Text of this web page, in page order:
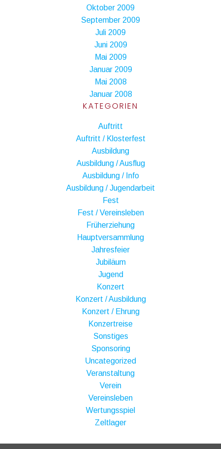
Oktober 2009
September 2009
Juli 2009
Juni 2009
Mai 2009
Januar 2009
Mai 2008
Januar 2008
KATEGORIEN
Auftritt
Auftritt / Klosterfest
Ausbildung
Ausbildung / Ausflug
Ausbildung / Info
Ausbildung / Jugendarbeit
Fest
Fest / Vereinsleben
Früherziehung
Hauptversammlung
Jahresfeier
Jubiläum
Jugend
Konzert
Konzert / Ausbildung
Konzert / Ehrung
Konzertreise
Sonstiges
Sponsoring
Uncategorized
Veranstaltung
Verein
Vereinsleben
Wertungsspiel
Zeltlager